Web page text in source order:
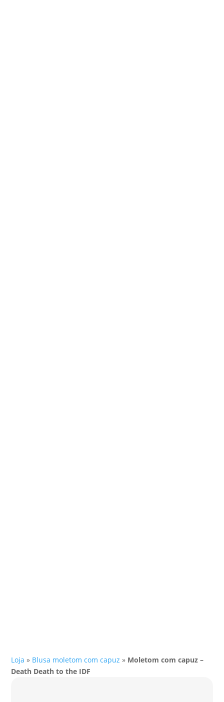
Loja » Blusa moletom com capuz » Moletom com capuz –
Death Death to the IDF